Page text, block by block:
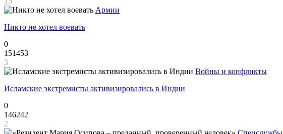
Армии
Никто не хотел воевать
0
151453
3
Войны и конфликты
Исламские экстремисты активизировались в Индии
0
146242
2